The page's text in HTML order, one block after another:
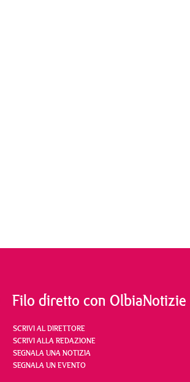
Filo diretto con OlbiaNotizie
SCRIVI AL DIRETTORE
SCRIVI ALLA REDAZIONE
SEGNALA UNA NOTIZIA
SEGNALA UN EVENTO